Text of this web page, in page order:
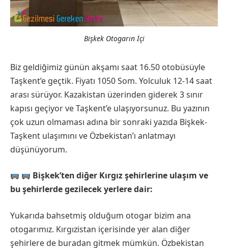
Bişkek Otogarın İçi
Biz geldiğimiz günün akşamı saat 16.50 otobüsüyle
Taşkent’e geçtik. Fiyatı 1050 Som. Yolculuk 12-14 saat
arası sürüyor. Kazakistan üzerinden giderek 3 sınır
kapısı geçiyor ve Taşkent’e ulaşıyorsunuz. Bu yazının
çok uzun olmaması adına bir sonraki yazıda Bişkek-
Taşkent ulaşımını ve Özbekistan’ı anlatmayı
düşünüyorum.
Bişkek’ten diğer Kırgız şehirlerine ulaşım ve
bu şehirlerde gezilecek yerlere dair:
Yukarıda bahsetmiş olduğum otogar bizim ana
otogarımız. Kırgızistan içerisinde yer alan diğer
şehirlere de buradan gitmek mümkün. Özbekistan